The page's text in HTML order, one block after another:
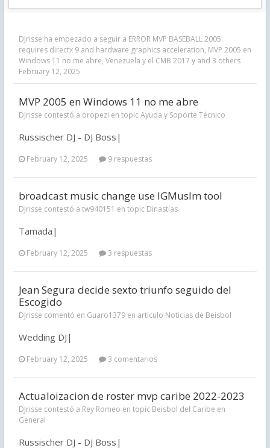
DJrisse ha empezado a seguir a ERROR MVP BASEBALL 2005
requires directx 9 and hardware graphics acceleration, MVP 2005 en
Windows 11 no me abre, Venezuela y el CMB 2017 y and 3 others
February 12, 2025
MVP 2005 en Windows 11 no me abre
DJrisse contestó a oropezi en topicAyuda y Soporte Técnico
Russischer DJ - DJ Boss|
February 12, 2025 9 respuestas
broadcast music change use IGMusIm tool
DJrisse contestó a tw940151 en topic Dinastías
Tamada|
February 12, 2025 3 respuestas
Jean Segura decide sexto triunfo seguido del
Escogido
DJrisse comentó en Guaro1379 en artículo Noticias de Beisbol
Wedding DJ|
February 12, 2025 3 comentarios
Actualoizacion de roster mvp caribe 2022-2023
DJrisse contestó a Rey Romeo en topic Beisbol del Caribe en
General
Russischer DJ - DJ Boss|